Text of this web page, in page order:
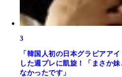
3
「韓国人初の日本グラビアア
した週プレに凱旋！「まさか
なかったです」